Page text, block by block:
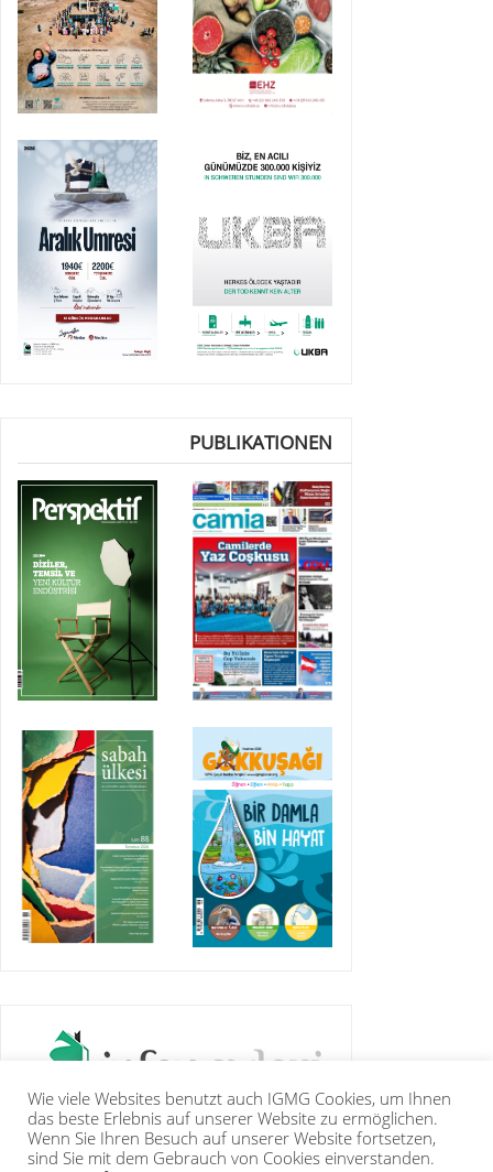
PUBLIKATIONEN
Wie viele Websites benutzt auch IGMG Cookies, um Ihnen
das beste Erlebnis auf unserer Website zu ermöglichen.
Wenn Sie Ihren Besuch auf unserer Website fortsetzen,
sind Sie mit dem Gebrauch von Cookies einverstanden.